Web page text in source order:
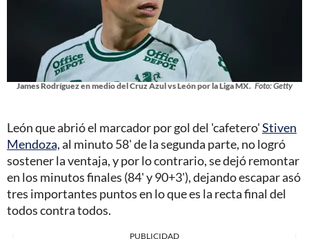
James Rodríguez en medio del Cruz Azul vs León por la Liga MX. Foto: Getty
León que abrió el marcador por gol del 'cafetero'Stiven
Mendoza,al minuto 58' de la segunda parte, no logró
sostener la ventaja, y por lo contrario, se dejó remontar
en los minutos finales (84' y 90+3'), dejando escapar asó
tres importantes puntos en lo que es la recta final del
todos contra todos.
PUBLICIDAD